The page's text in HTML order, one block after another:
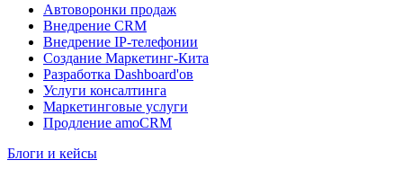
Автоворонки продаж
Внедрение CRM
Внедрение IP-телефонии
Создание Маркетинг-Кита
Разработка Dashboard'ов
Услуги консалтинга
Маркетинговые услуги
Продление amoCRM
Блоги и кейсы